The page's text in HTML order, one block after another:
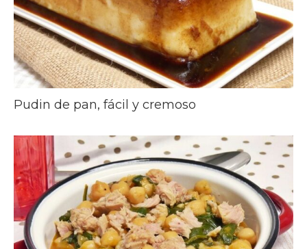
Pudin de pan, fácil y cremoso